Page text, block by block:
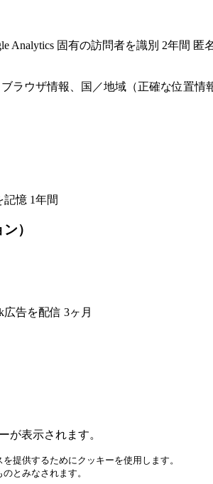
Analytics 固有の訪問者を識別 2年間 匿
ラウザ情報、国／地域（正確な位置情
憶 1年間
）
広告を配信 3ヶ月
が表示されます。
提供するためにクッキーを使用します。
とみなされます。